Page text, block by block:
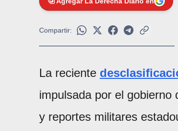
Compartir:
La reciente
impulsada por el gobierno
y reportes militares